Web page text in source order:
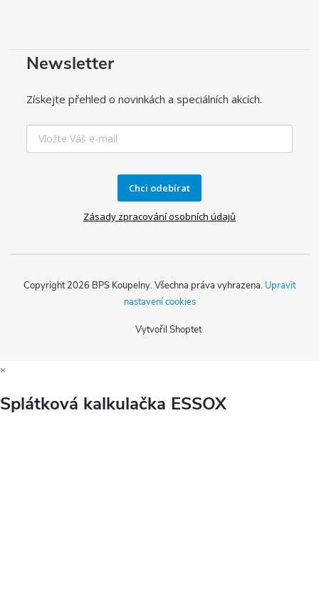
Newsletter
Získejte přehled o novinkách a speciálních akcích.
Chci odebírat
Zásady zpracování osobních údajů
Vytvořil Shoptet
Copyright 2026 BPS Koupelny. Všechna práva vyhrazena. Upravit
nastavení cookies
×
Splátková kalkulačka ESSOX